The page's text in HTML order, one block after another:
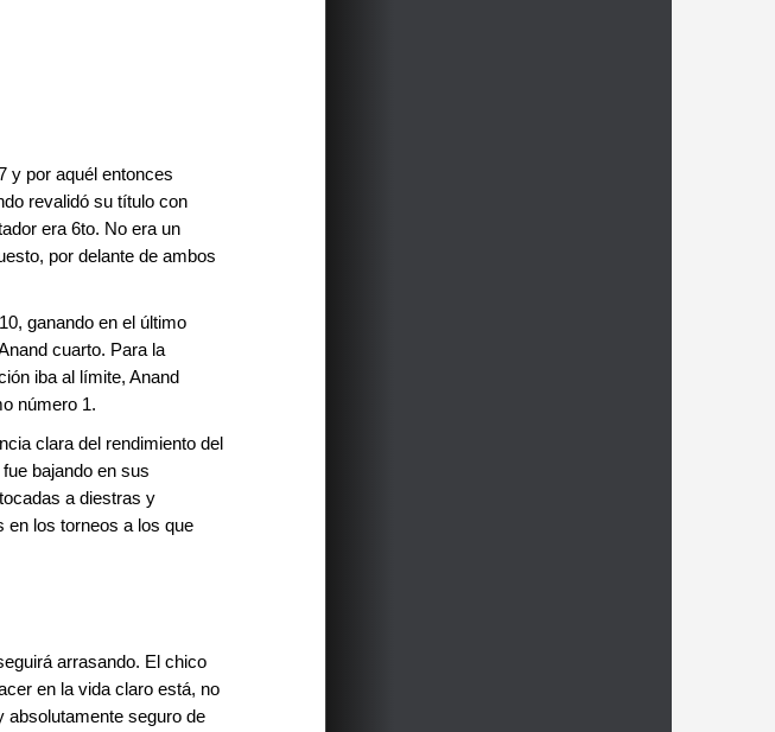
y por aquél entonces
revalidó su título con
era 6to. No era un
por delante de ambos
ganando en el último
cuarto. Para la
iba al límite, Anand
número 1.
clara del rendimiento del
bajando en sus
a diestras y
en los torneos a los que
arrasando. El chico
en la vida claro está, no
absolutamente seguro de